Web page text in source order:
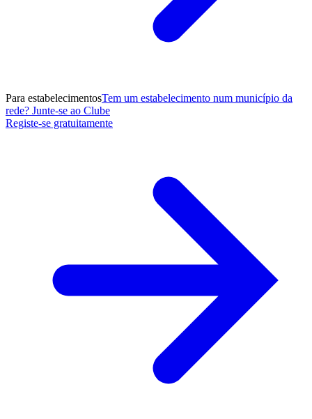
Para estabelecimentosTem um estabelecimento num município da
rede? Junte-se ao Clube
Registe-se gratuitamente